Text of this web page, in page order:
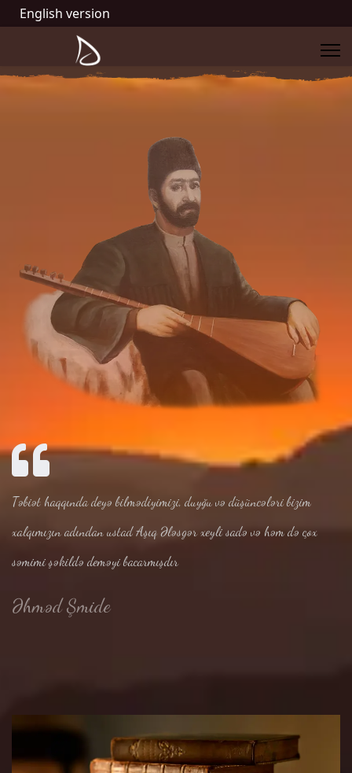
English version
Təbiət haqqında deyə bilmədiyimizi, duyğu və düşüncələri bizim
xalqımızın adından ustad Aşıq Ələsgər xeyli sadə və həm də çox
səmimi şəkildə deməyi bacarmışdır
Əhməd Şmide